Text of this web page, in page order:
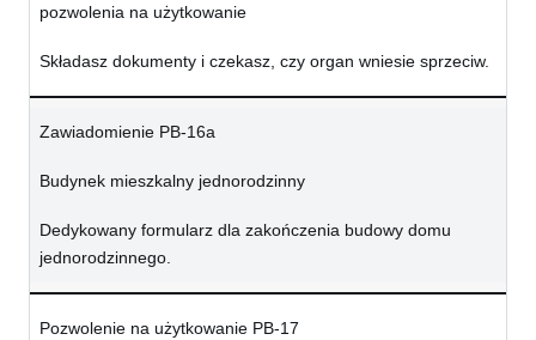
pozwolenia na użytkowanie
Składasz dokumenty i czekasz, czy organ wniesie sprzeciw.
Zawiadomienie PB-16a
Budynek mieszkalny jednorodzinny
Dedykowany formularz dla zakończenia budowy domu
jednorodzinnego.
Pozwolenie na użytkowanie PB-17